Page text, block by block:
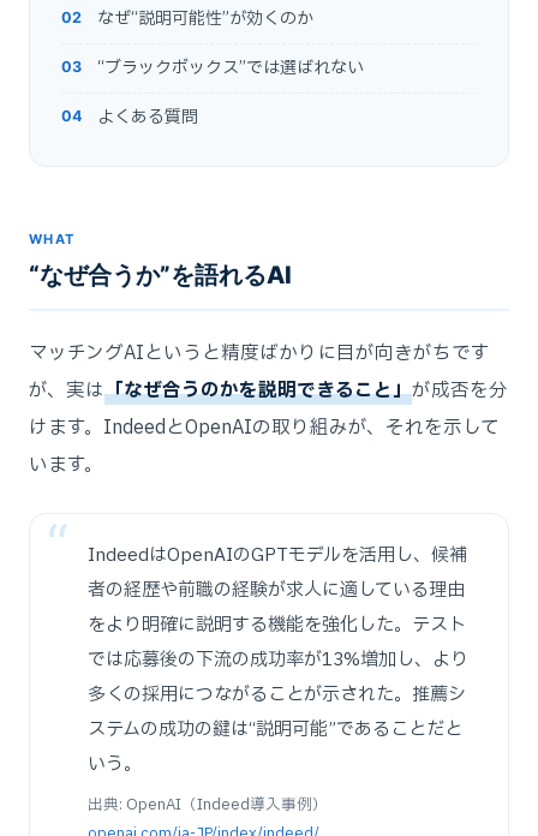
なぜ“説明可能性”が効くのか
“ブラックボックス”では選ばれない
よくある質問
WHAT
“なぜ合うか”を語れるAI
マッチングAIというと精度ばかりに目が向きがちです
が、実は「なぜ合うのかを説明できること」が成否を分
けます。IndeedとOpenAIの取り組みが、それを示して
います。
IndeedはOpenAIのGPTモデルを活用し、候補
者の経歴や前職の経験が求人に適している理由
をより明確に説明する機能を強化した。テスト
では応募後の下流の成功率が13%増加し、より
多くの採用につながることが示された。推薦シ
ステムの成功の鍵は“説明可能”であることだと
いう。
出典: OpenAI（Indeed導入事例）